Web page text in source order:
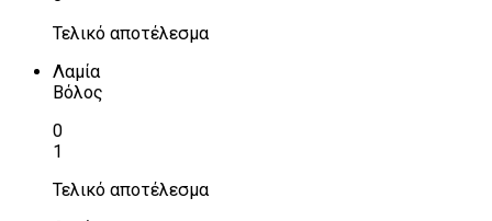
Τελικό αποτέλεσμα
Λαμία
Βόλος
0
1
Τελικό αποτέλεσμα